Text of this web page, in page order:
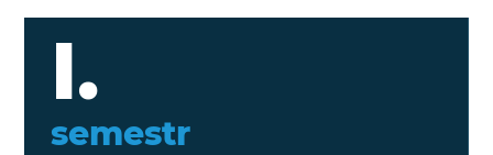
I.
semestr